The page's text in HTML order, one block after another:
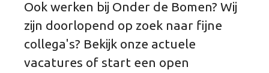
Ook werken bij Onder de Bomen? Wij
zijn doorlopend op zoek naar fijne
collega's? Bekijk onze actuele
vacatures of start een open